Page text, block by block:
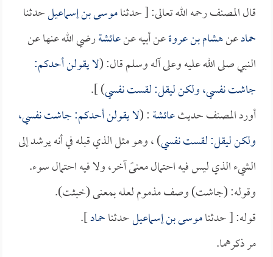
قال المصنف رحمه الله تعالى: [ حدثناموسى بن إسماعيلحدثنا
حمادعنهشام بن عروةعن أبيه عنعائشةرضي الله عنها عن
النبي صلى الله عليه وعلى آله وسلم قال: (لا يقولن أحدكم:
جاشت نفسي، ولكن ليقل: لقست نفسي) ].
أورد المصنف حديثعائشة: (لا يقولن أحدكم: جاشت نفسي،
ولكن ليقل: لقست نفسي) ، وهو مثل الذي قبله في أنه يرشد إلى
الشيء الذي ليس فيه احتمال معنىً آخر، ولا فيه احتمال سوء.
وقوله: (جاشت) وصف مذموم لعله بمعنى (خبثت).
قوله: [ حدثناموسى بن إسماعيلحدثناحماد].
مر ذكرهما.